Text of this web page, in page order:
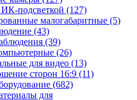
ИК-подсветкой (127)
малогабаритные (5)
(43)
(39)
(26)
для видео (13)
сторон 16:9 (11)
(682)
для